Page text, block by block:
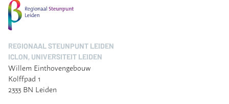
REGIONAAL STEUNPUNT LEIDEN
ICLON, UNIVERSITEIT LEIDEN
Willem Einthovengebouw
Kolffpad 1
2333 BN Leiden